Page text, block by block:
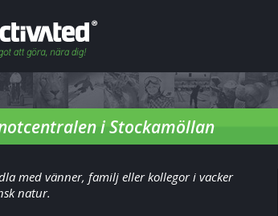
i Stockamöllan
med vänner, familj eller kollegor i vacker
natur.